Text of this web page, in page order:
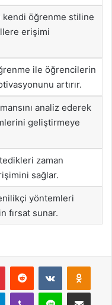
öğrenme stiline
erişimi
ile öğrencilerin
artırır.
analiz ederek
geliştirmeye
zaman
sağlar.
yöntemleri
fırsat sunar.
PinterestReddit VKontakte
TelegramViber Line E-Posta ile